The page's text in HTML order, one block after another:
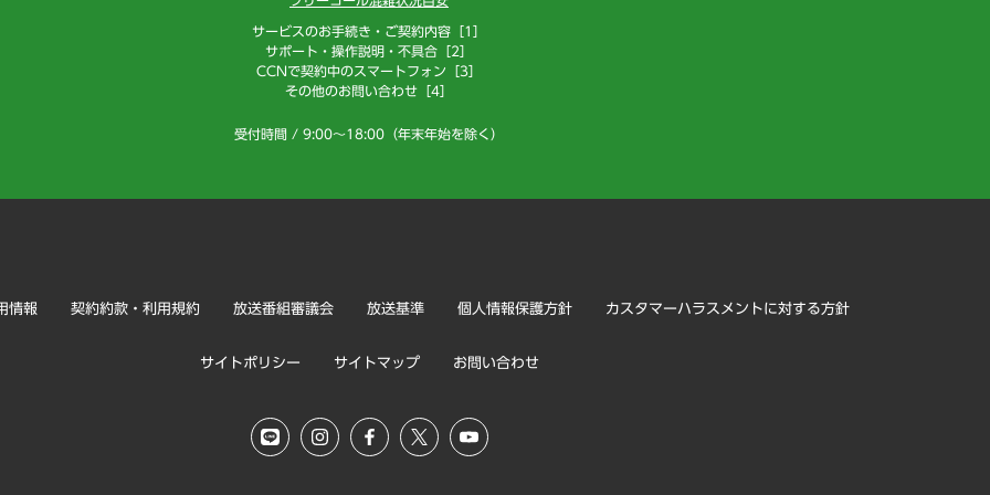
サービスのお手続き・ご契約内容［1］
サポート・操作説明・不具合［2］
CCNで契約中のスマートフォン［3］
その他のお問い合わせ［4］
受付時間 / 9:00～18:00（年末年始を除く）
情報 契約約款・利用規約 放送番組審議会 放送基準 個人情報保護方針 カスタマーハラスメントに対する方針
サイトポリシー サイトマップ お問い合わせ